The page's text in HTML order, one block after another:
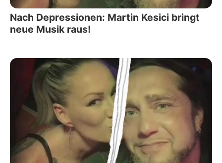
Nach Depressionen: Martin Kesici bringt
neue Musik raus!